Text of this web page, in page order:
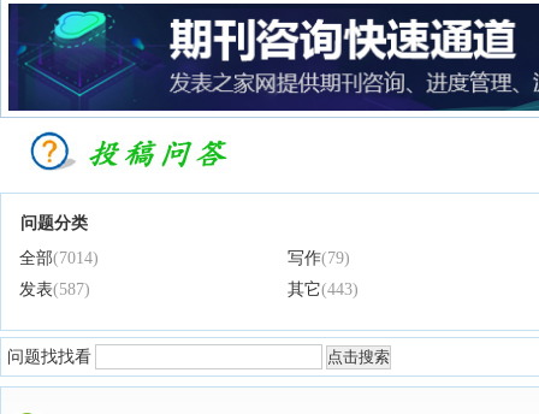
问题分类
全部(7014) 写作(79)
发表(587) 其它(443)
问题找找看